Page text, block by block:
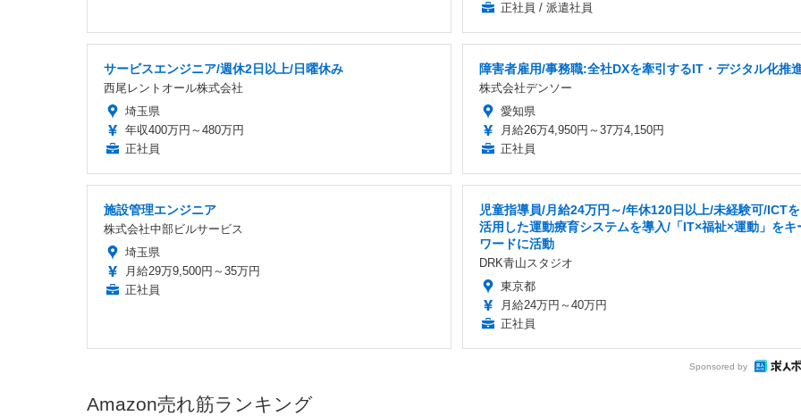
正社員 / 派遣社員
サービスエンジニア/週休2日以上/日曜休み
西尾レントオール株式会社
埼玉県
年収400万円～480万円
正社員
障害者雇用/事務職:全社DXを牽引するIT・デジタル化推
株式会社デンソー
愛知県
月給26万4,950円～37万4,150円
正社員
施設管理エンジニア
株式会社中部ビルサービス
埼玉県
月給29万9,500円～35万円
正社員
児童指導員/月給24万円～/年休120日以上/未経験可/ICTを
活用した運動療育システムを導入/「IT×福祉×運動」をキ
ワードに活動
DRK青山スタジオ
東京都
月給24万円～40万円
正社員
Sponsored by
Amazon売れ筋ランキング